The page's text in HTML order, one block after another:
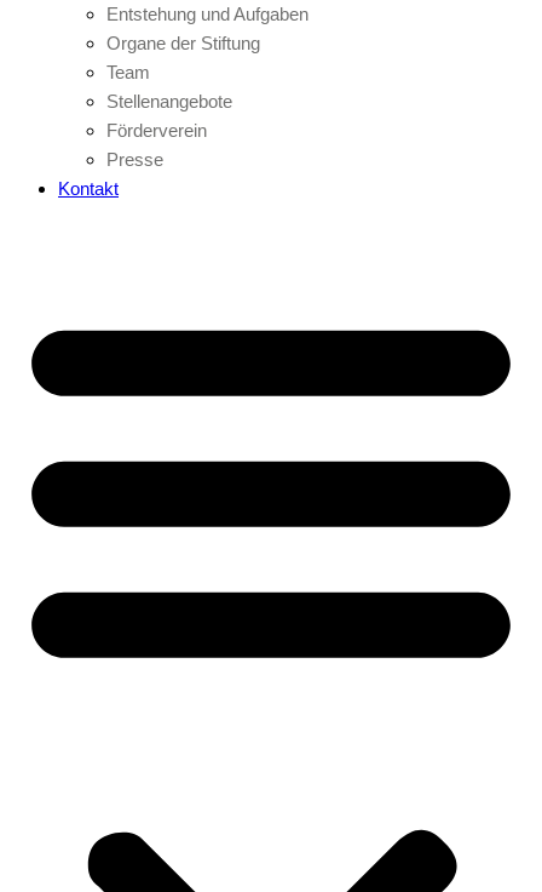
Entstehung und Aufgaben
Organe der Stiftung
Team
Stellenangebote
Förderverein
Presse
Kontakt